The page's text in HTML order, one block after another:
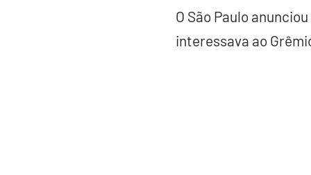
O São Paulo
interessava ao